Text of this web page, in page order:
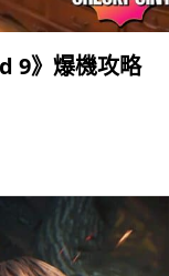
9》爆機攻略